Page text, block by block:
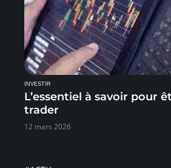
INVESTIR
L’essentiel à savoir pour
trader
12 mars 2026